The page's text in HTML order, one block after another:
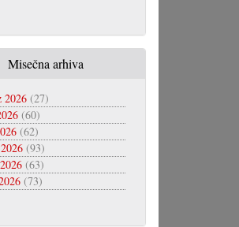
Misečna arhiva
2026(27)
(60)
(62)
(93)
(63)
(73)